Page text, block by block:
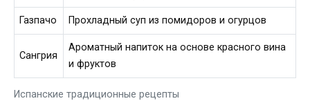
Испанские традиционные рецепты
Газпачо Прохладный суп из помидоров и огурцов
Сангрия
Ароматный напиток на основе красного вина
и фруктов